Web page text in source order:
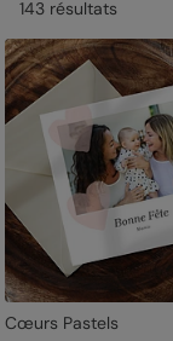
mamie le mérite
143 résultats
Cœurs Pastels